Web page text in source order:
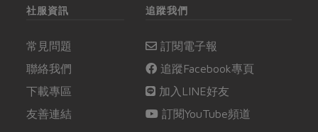
社服資訊
常見問題
聯絡我們
下載專區
友善連結
追蹤我們
訂閱電子報
追蹤Facebook專頁
加入LINE好友
訂閱YouTube頻道